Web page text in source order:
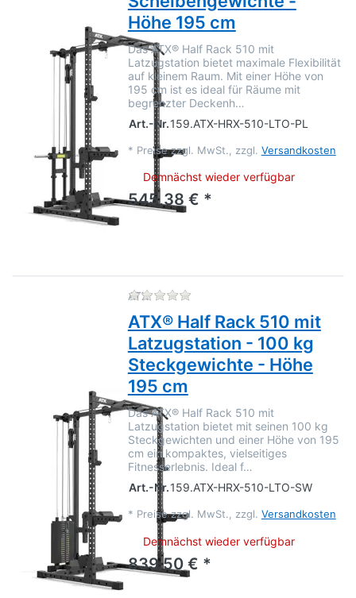
Höhe 195 cm
Das ATX® Half Rack 510 mit
Latzugstation bietet maximale Flexibilität
auf kleinem Raum. Mit einer Höhe von
195 cm ist es ideal für Räume mit
begrenzter Deckenh…
Art.-Nr.159.ATX-HRX-510-LTO-PL
* Preise zzgl. MwSt., zzgl. Versandkosten
Demnächst wieder verfügbar
545,38 € *
ATX Zu diesem Produkt liegen
ATX® Half Rack 510 mit
Latzugstation - 100 kg
Steckgewichte - Höhe
195 cm
Das ATX® Half Rack 510 mit
Latzugstation bietet mit seinen 100 kg
Steckgewichten und einer Höhe von 195
cm ein kompaktes, vielseitiges
Fitnesserlebnis. Ideal f…
Art.-Nr.159.ATX-HRX-510-LTO-SW
* Preise zzgl. MwSt., zzgl. Versandkosten
Demnächst wieder verfügbar
839,50 € *